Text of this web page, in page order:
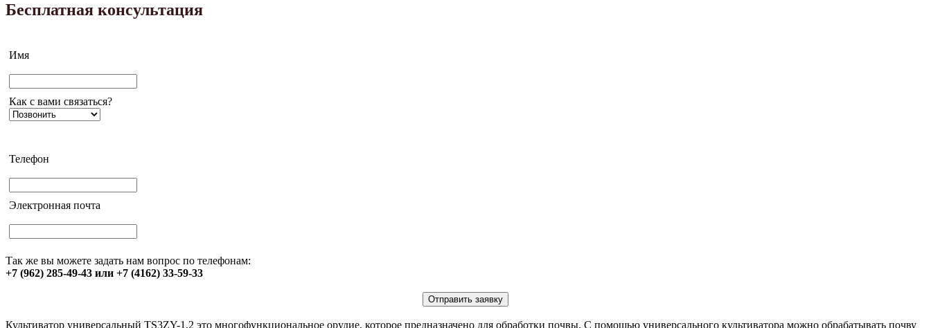
Бесплатная консультация
Имя
Как с вами связаться?
Телефон
Электронная почта
Так же вы можете задать нам вопрос по телефонам:
+7 (962) 285-49-43 или +7 (4162) 33-59-33
Отправить заявку
Культиватор универсальный TS3ZY-1,2 это многофункциональное орудие, которое предназначено для обработки почвы. С помощью универсального культиватора можно обрабатывать почву